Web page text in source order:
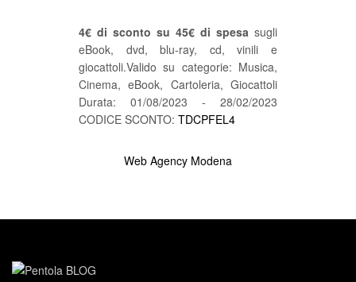
4€ di sconto su 45€ di spesa sugli
eBook, dvd, blu-ray, cd, vinili e
giocattoli.Valido su categorie: Musica,
Cinema, eBook, Cartoleria, Giocattoli
Durata: 01/08/2023 - 28/02/2023
CODICE SCONTO: TDCPFEL4
Web Agency Modena